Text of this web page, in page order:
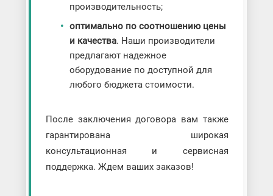
производительность;
оптимально по соотношению цены
и качества. Наши производители
предлагают надежное
оборудование по доступной для
любого бюджета стоимости.
После заключения договора вам также
гарантирована широкая
консультационная и сервисная
поддержка. Ждем ваших заказов!